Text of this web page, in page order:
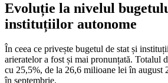
Evoluție la nivelul
instituțiilor autonome
În ceea ce privește bugetul de stat și
arieratelor a fost și mai pronunțată. Totalul
cu 25,5%, de la 26,6 milioane lei în august
în septembrie.